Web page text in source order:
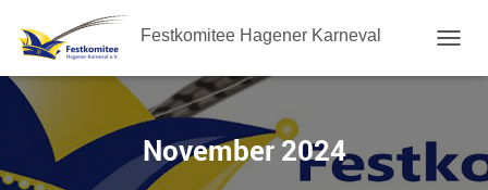
Festkomitee Hagener Karneval
November 2024